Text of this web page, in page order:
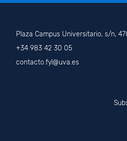
Plaza Campus Universitario, s/n,
+34 983 42 30 05
contacto.fyl@uva.es